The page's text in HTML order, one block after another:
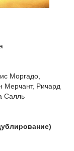
Моргадо,
Мерчант, Ричард
Салль